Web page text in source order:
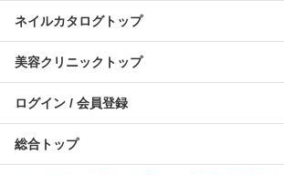
ネイルカタログトップ
美容クリニックトップ
ログイン / 会員登録
総合トップ